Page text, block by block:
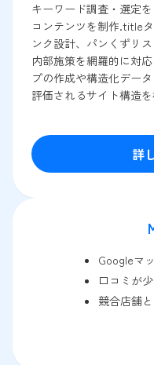
キーワード調査・選定
コンテンツを制作.title
ンク設計、パンくずリ
内部施策を網羅的に対
プの作成や構造化デー
評価されるサイト構造を
詳
Googleマ
口コミが
競合店舗